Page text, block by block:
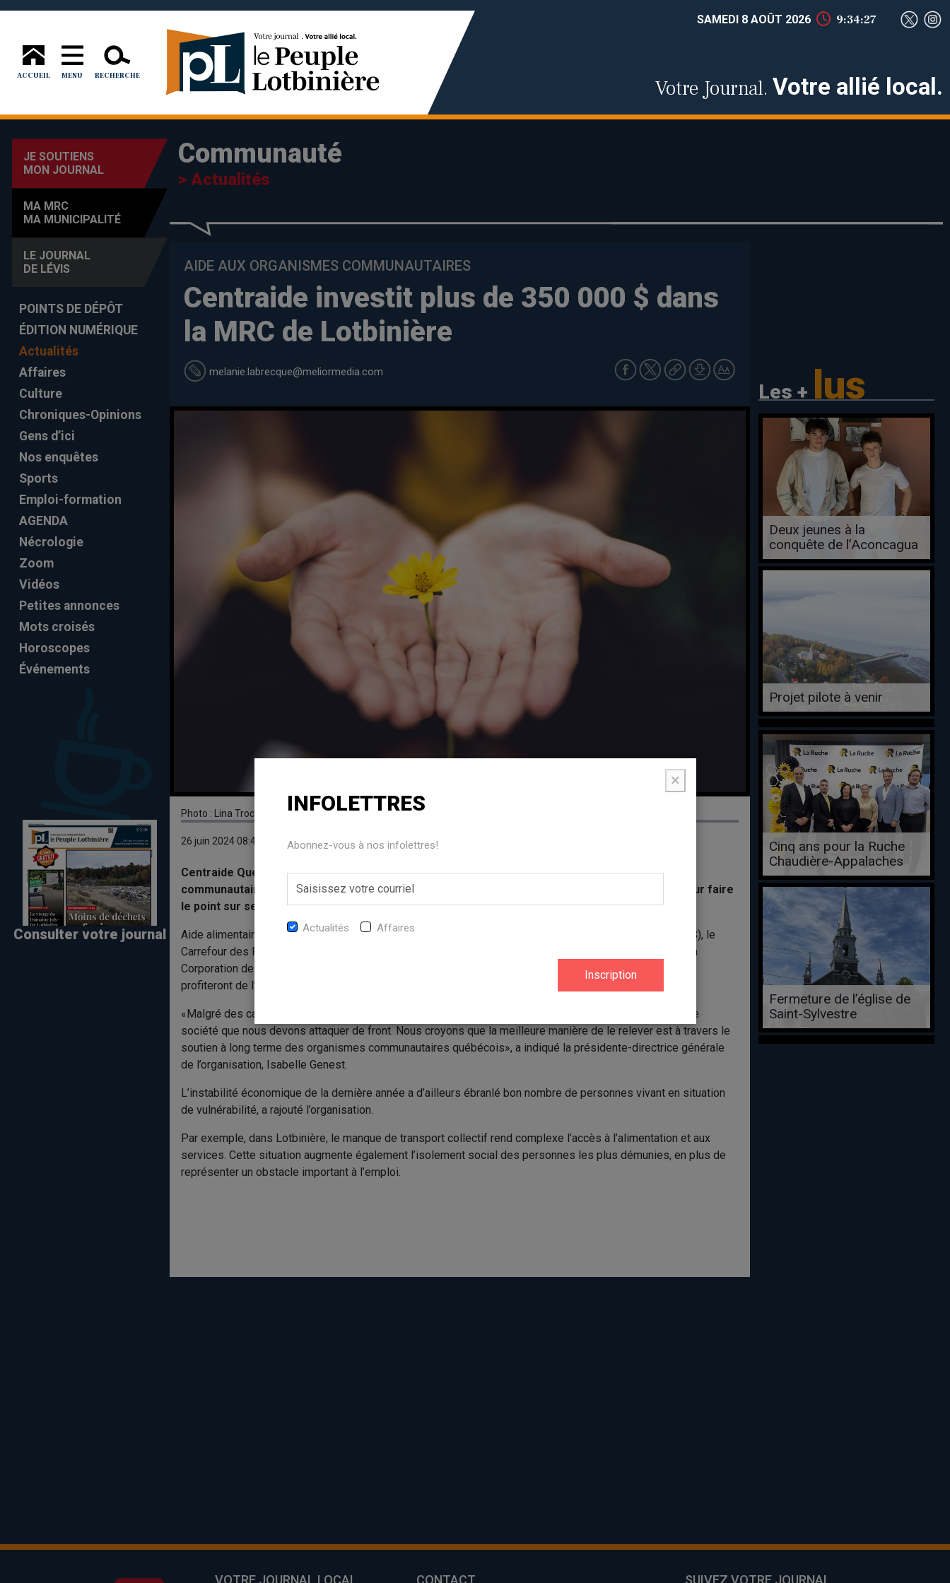
ACCUEIL MENU RECHERCHE
SAMEDI 8 AOÛT 2026 9:34:28
Votre Journal. Votre allié local.
JE SOUTIENS
MON JOURNAL
MA MRC
MA MUNICIPALITÉ
LE JOURNAL
DE LÉVIS
POINTS DE DÉPÔT
ÉDITION NUMÉRIQUE
Actualités
Affaires
Culture
Chroniques-Opinions
Gens d’ici
Nos enquêtes
Sports
Emploi-formation
AGENDA
Nécrologie
Zoom
Vidéos
Petites annonces
Mots croisés
Horoscopes
Événements
Consulter votre journal
Communauté
> Actualités
AIDE AUX ORGANISMES COMMUNAUTAIRES
Centraide investit plus de 350 000 $ dans
la MRC de Lotbinière
melanie.labrecque@meliormedia.com
Les + lus
Photo : Lina Trochez - Unsplash
26 juin 2024 08:49
Centraide Québec et Chaudière-Appalaches a confirmé une aide de 354 186 $ à six organismes
communautaires de la MRC de Lotbinière. Les responsables de l’organisation étaient à Lévis pour faire
le point sur ses investissements de 2024 en Chaudière-Appalaches.
Aide alimentaire Lotbinière (86 500 $), l’Association des personnes handicapées de Lotbinière (42 770 $), le
Carrefour des Personnes aînées de Lotbinière (34 916 $), le Centre-Femmes de Lotbinière (30 000 $), la
Corporation de défense de droits sociaux de Lotbinière (100 000 $) et L'Oasis de Lotbinière (60 000 $)
profiteront de l’aide de Centraide en 2024.
«Malgré des campagnes records, les besoins grandissent à un rythme déconcertant : il s’agit d’un défi de
société que nous devons attaquer de front. Nous croyons que la meilleure manière de le relever est à travers le
soutien à long terme des organismes communautaires québécois», a indiqué la présidente-directrice générale
de l’organisation, Isabelle Genest.
L’instabilité économique de la dernière année a d’ailleurs ébranlé bon nombre de personnes vivant en situation
de vulnérabilité, a rajouté l’organisation.
Par exemple, dans Lotbinière, le manque de transport collectif rend complexe l’accès à l’alimentation et aux
services. Cette situation augmente également l’isolement social des personnes les plus démunies, en plus de
représenter un obstacle important à l’emploi.
Deux jeunes à la
conquête de l’Aconcagua
Projet pilote à venir
Cinq ans pour la Ruche
Chaudière-Appalaches
Fermeture de l’église de
Saint-Sylvestre
INFOLETTRES
×
Abonnez-vous à nos infolettres!
Actualités Affaires